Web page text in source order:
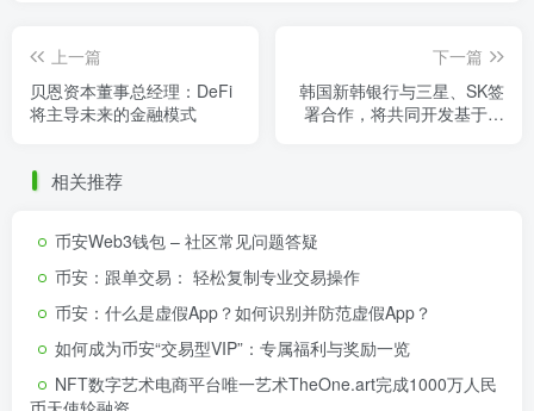
上一篇
贝恩资本董事总经理：DeFi
将主导未来的金融模式
下一篇
韩国新韩银行与三星、SK签
署合作，将共同开发基于区
相关推荐
币安Web3钱包 – 社区常见问题答疑
币安：跟单交易： 轻松复制专业交易操作
币安：什么是虚假App？如何识别并防范虚假App？
如何成为币安“交易型VIP”：专属福利与奖励一览
NFT数字艺术电商平台唯一艺术TheOne.art完成1000万人民